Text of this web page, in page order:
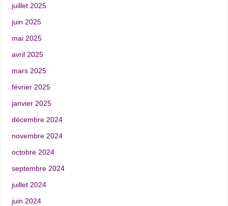
juillet 2025
juin 2025
mai 2025
avril 2025
mars 2025
février 2025
janvier 2025
décembre 2024
novembre 2024
octobre 2024
septembre 2024
juillet 2024
juin 2024